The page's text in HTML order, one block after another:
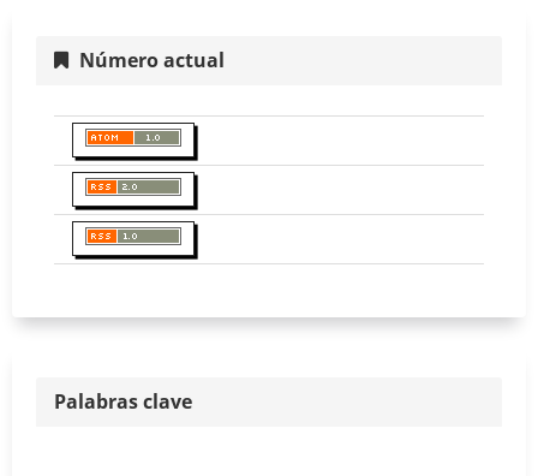
Número actual
Palabras clave